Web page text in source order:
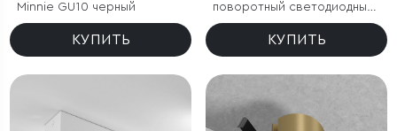
Minnie GU10 черный
КУПИТЬ
поворотный светодиодный
Spot 8W 4000K черный
КУПИТЬ